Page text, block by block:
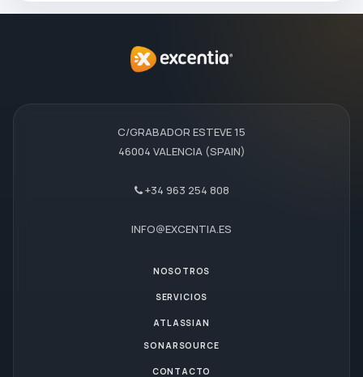
C/GRABADOR ESTEVE 15
46004 VALENCIA (SPAIN)
+34 963 254 808
INFO@EXCENTIA.ES
NOSOTROS
SERVICIOS
ATLASSIAN
SONARSOURCE
CONTACTO